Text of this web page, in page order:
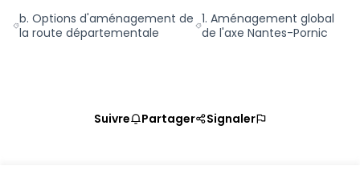
Filtrer les résultats de la catégorie : b. Options
b. Options d'aménagement de
la route départementale
Filtrer les résultats pour le
1. Aménagement global
de l'axe Nantes-Pornic
Suivre Partager Signaler